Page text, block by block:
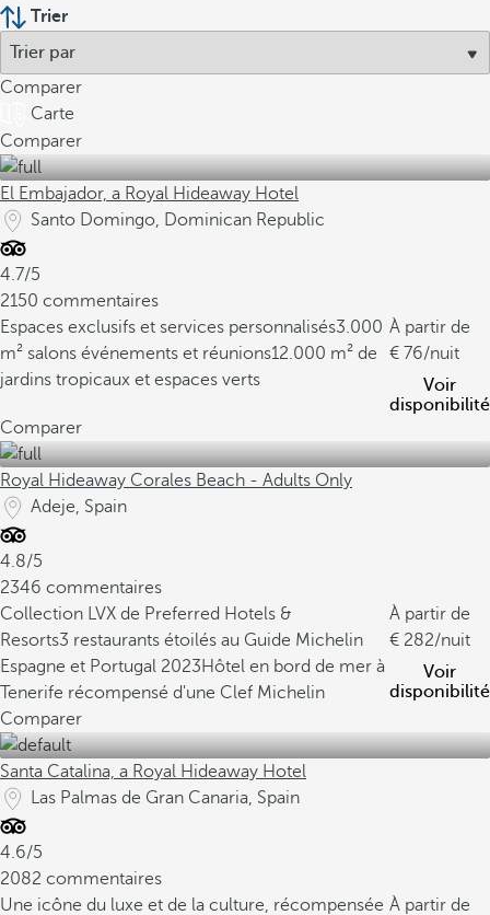
Trier
Comparer
Carte
Comparer
El Embajador, a Royal Hideaway Hotel
Santo Domingo, Dominican Republic
4.7/5
2150 commentaires
Espaces exclusifs et services personnalisés3.000
m² salons événements et réunions12.000 m² de
jardins tropicaux et espaces verts
À partir de
76/nuit
Voir
disponibilité
Comparer
Royal Hideaway Corales Beach - Adults Only
Adeje, Spain
4.8/5
2346 commentaires
Collection LVX de Preferred Hotels &
Resorts3 restaurants étoilés au Guide Michelin
Espagne et Portugal 2023Hôtel en bord de mer à
Tenerife récompensé d'une Clef Michelin
À partir de
282/nuit
Voir
disponibilité
Comparer
Santa Catalina, a Royal Hideaway Hotel
Las Palmas de Gran Canaria, Spain
4.6/5
2082 commentaires
Une icône du luxe et de la culture, récompensée À partir de